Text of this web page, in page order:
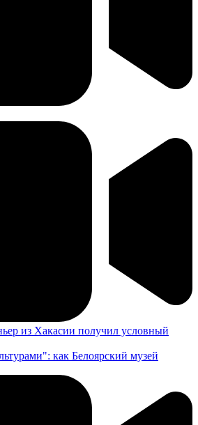
из Хакасии получил условный
как Белоярский музей